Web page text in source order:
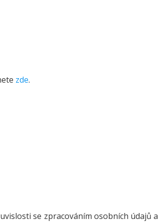
zde.
se zpracováním osobních údajů a